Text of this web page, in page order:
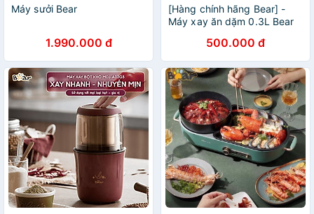
Máy sưởi Bear
1.990.000 đ
[Hàng chính hãng Bear] -
Máy xay ăn dặm 0.3L Bear
500.000 đ